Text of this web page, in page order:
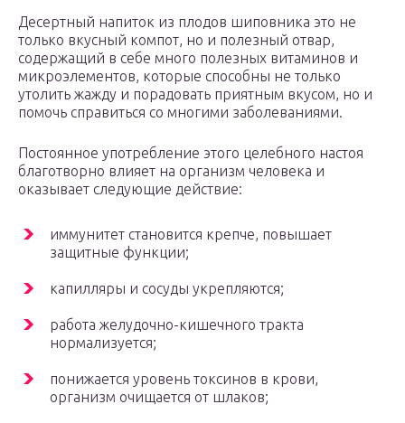
Десертный напиток из плодов шиповника это не
только вкусный компот, но и полезный отвар,
содержащий в себе много полезных витаминов и
микроэлементов, которые способны не только
утолить жажду и порадовать приятным вкусом, но и
помочь справиться со многими заболеваниями.
Постоянное употребление этого целебного настоя
благотворно влияет на организм человека и
оказывает следующие действие:
иммунитет становится крепче, повышает
защитные функции;
капилляры и сосуды укрепляются;
работа желудочно-кишечного тракта
нормализуется;
понижается уровень токсинов в крови,
организм очищается от шлаков;